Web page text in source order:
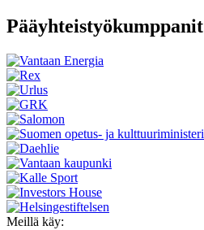
Pääyhteistyökumppanit
Meillä käy: